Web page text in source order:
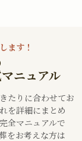
ます！
ニュアル
たりに合わせてお
を詳細にまとめ
全マニュアルで
をお考えな方は